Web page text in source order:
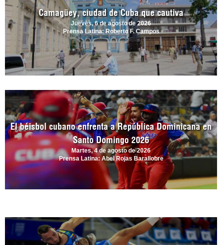
Camagüey, ciudad de Cuba que cautiva
Jueves, 6 de agosto de 2026
Prensa Latina: Roberto F. Campos
El béisbol cubano enfrenta a República Dominicana en
Santo Domingo 2026
Martes, 4 de agosto de 2026
Prensa Latina: Abel Rojas Barallobre